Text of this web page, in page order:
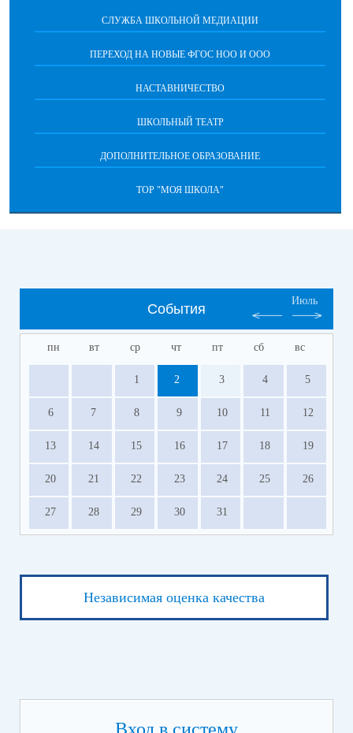
СЛУЖБА ШКОЛЬНОЙ МЕДИАЦИИ
ПЕРЕХОД НА НОВЫЕ ФГОС НОО И ООО
НАСТАВНИЧЕСТВО
ШКОЛЬНЫЙ ТЕАТР
ДОПОЛНИТЕЛЬНОЕ ОБРАЗОВАНИЕ
ТОР "МОЯ ШКОЛА"
События
Июль
пн вт ср чт пт сб вс
1 2 3 4 5
6 7 8 9 10 11 12
13 14 15 16 17 18 19
20 21 22 23 24 25 26
27 28 29 30 31
Независимая оценка качества
Вход в систему